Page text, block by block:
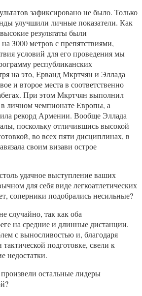
зафиксировано не было. Только
улучшили личные показатели. Как
результаты были
3000 метров с препятствиями,
условий для его проведения мы
республиканских
на это, Ерванд Мкртчян и Эллада
и второе места в соответственно
При этом Мкртчян выполнил
личном чемпионате Европы, а
рекорд Армении. Вообще Эллада
поскольку отличившись высокой
во всех пяти дисциплинах, в
своим визави острое
удачное выступление ваших
для себя виде легкоатлетических
соперники подобрались несильные?
случайно, так как оба
на средние и длинные дистанции.
с выносливостью и, благодаря
подготовке, свели к
недостатки.
остальные лидеры